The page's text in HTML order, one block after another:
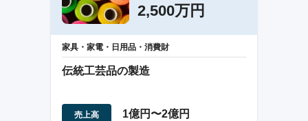
2,500万円
家具・家電・日用品・消費財
伝統工芸品の製造
売上高 1億円〜2億円